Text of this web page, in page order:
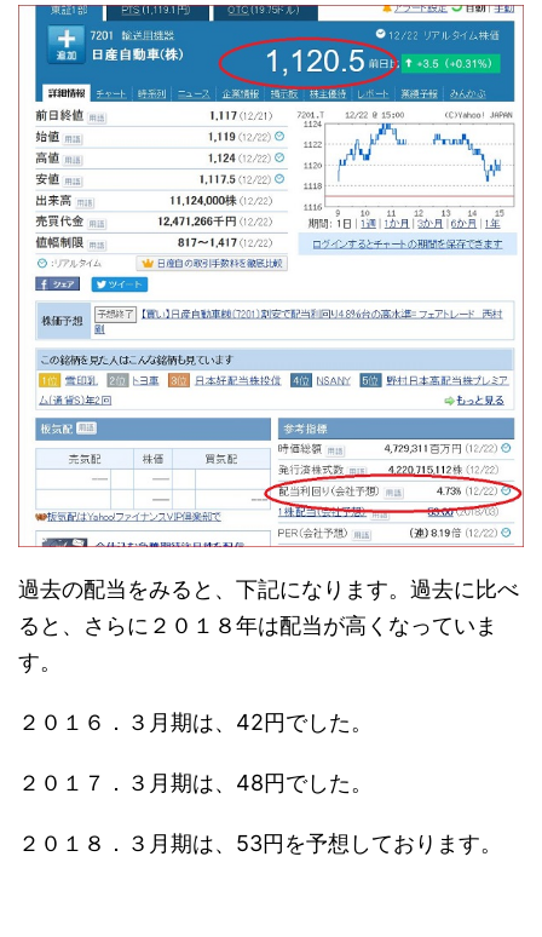
過去の配当をみると、下記になります。過去に比べ
ると、さらに２０１８年は配当が高くなっていま
す。
２０１６．３月期は、42円でした。
２０１７．３月期は、48円でした。
２０１８．３月期は、53円を予想しております。